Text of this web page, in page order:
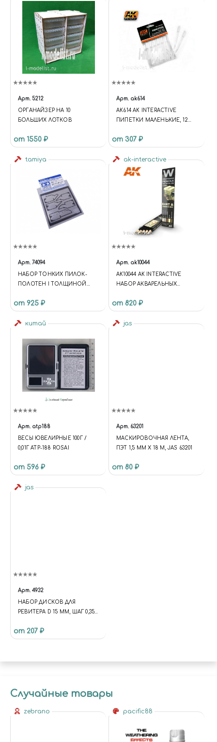
Арт. 5212
ОРГАНАЙЗЕР НА 10
БОЛЬШИХ ЛОТКОВ
от 1550 ₽
Арт. ak614
AK614 AK INTERACTIVE
ПИПЕТКИ МАЛЕНЬКИЕ, 12
(12 UNITS)
от 307 ₽
tamiya
Арт. 74094
НАБОР ТОНКИХ ПИЛОК-
ПОЛОТЕН I ТОЛЩИНОЙ
от 925 ₽
ak-interactive
Арт. ak10044
AK10044 AK INTERACTIVE
НАБОР АКВАРЕЛЬНЫХ
ГРЯЗИ"/DIRT: MARKS SET
от 820 ₽
китай
Арт. atp188
ВЕСЫ ЮВЕЛИРНЫЕ 100Г /
0,01Г ATP-188 ROSAI
от 596 ₽
jas
Арт. 63201
МАСКИРОВОЧНАЯ ЛЕНТА,
ПЭТ 1,5 ММ Х 18 М, JAS 63201
от 80 ₽
jas
Арт. 4932
НАБОР ДИСКОВ ДЛЯ
РЕВИТЕРА D 15 ММ, ШАГ 0,35 -
от 207 ₽
Случайные товары
zebrano pacific88